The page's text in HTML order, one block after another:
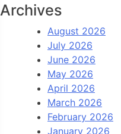
Archives
August 2026
July 2026
June 2026
May 2026
April 2026
March 2026
February 2026
January 2026